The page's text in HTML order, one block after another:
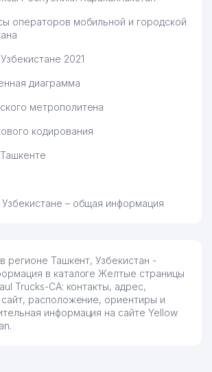
операторов мобильной и городской
2021
диаграмма
метрополитена
кодирования
– общая информация
регионе Ташкент, Узбекистан -
в каталоге Желтые страницы
Trucks-CA: контакты, адрес,
расположение, ориентиры и
информация на сайте Yellow